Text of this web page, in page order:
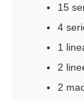
15
4
1
2
2